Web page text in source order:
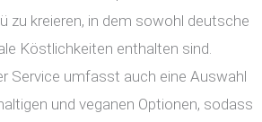
zu kreieren, in dem sowohl deutsche
Köstlichkeiten enthalten sind.
Service umfasst auch eine Auswahl
und veganen Optionen, sodass